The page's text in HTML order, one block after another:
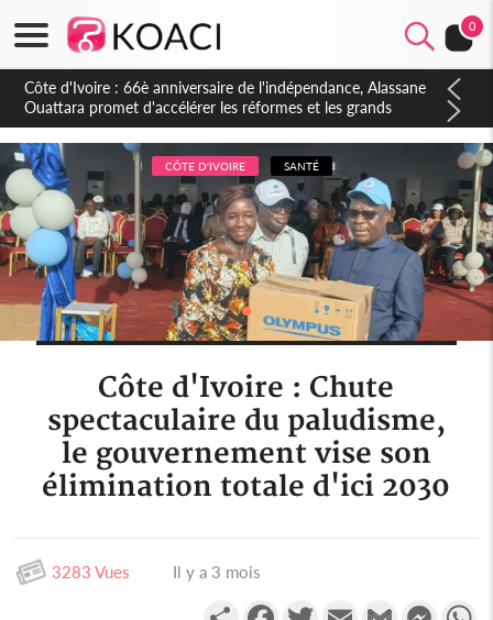
0
Côte d'Ivoire : À Abidjan, Amadou Oury Bah admire le modèle
ivoirien et veut s'en inspirer pour accélérer le développement
de la Guinée
CÔTE D'IVOIRE SANTÉ
Côte d'Ivoire : Chute
spectaculaire du paludisme,
le gouvernement vise son
élimination totale d'ici 2030
3283 Vues Il y a 3 mois
PartagerFacebookTwitterEmail Gmail